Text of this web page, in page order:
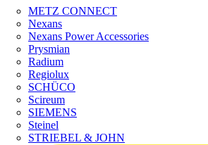
METZ CONNECT
Nexans
Nexans Power Accessories
Prysmian
Radium
Regiolux
SCHÜCO
Scireum
SIEMENS
Steinel
STRIEBEL & JOHN